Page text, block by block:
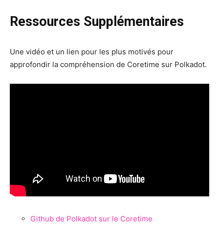
Ressources Supplémentaires
Une vidéo et un lien pour les plus motivés pour
approfondir la compréhension de Coretime sur Polkadot.
Github de Polkadot sur le Coretime